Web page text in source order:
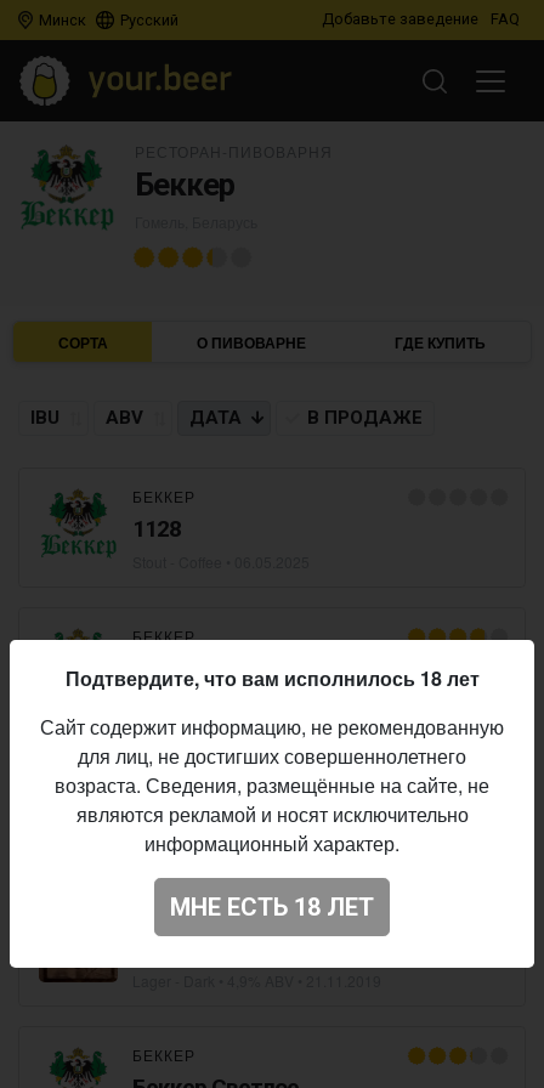
Минск Русский Добавьте заведение FAQ
Беккер
СОРТА О ПИВОВАРНЕ ГДЕ КУПИТЬ
IBU ABV ДАТА В ПРОДАЖЕ
БЕККЕР
1128
БЕККЕР
Беккер Светлое Нефильтрованное
БЕККЕР
Bulldog
Lager - Pale• 5,0% ABV •21.11.2019
БЕККЕР
БЕККЕР
Подтвердите, что вам исполнилось 18 лет
Сайт содержит информацию, не рекомендованную
для лиц, не достигших совершеннолетнего
возраста. Сведения, размещённые на сайте, не
являются рекламой и носят исключительно
информационный характер.
МНЕ ЕСТЬ 18 ЛЕТ